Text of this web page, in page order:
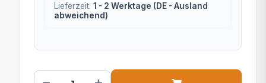
Lieferzeit: 1 - 2 Werktage (DE - Ausland
abweichend)